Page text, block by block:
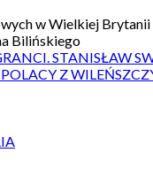
w Wielkiej Brytanii
Bilińskiego
STANISŁAW
Z